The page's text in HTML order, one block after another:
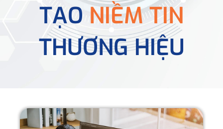
TẠONIỀM TIN
THƯƠNG HIỆU